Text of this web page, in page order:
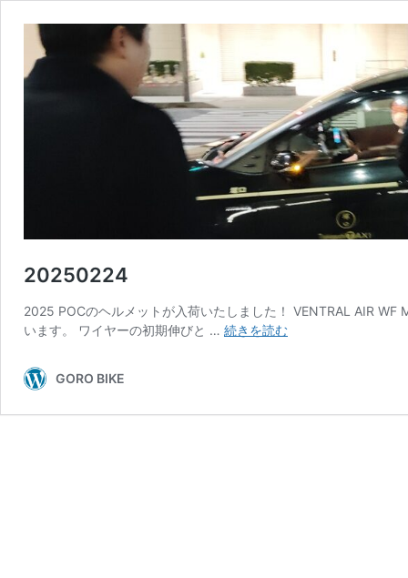
20250224
2025 POCのヘルメットが入荷いたしました！ VENTRAL AIR
います。 ワイヤーの初期伸びと … 続きを読む20250224
GORO BIKE